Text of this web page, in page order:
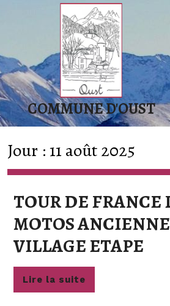
COMMUNE D'OUST
Jour :11 août 2025
TOUR DE FRANCE
MOTOS
VILLAGE ETAPE
Lire la suite
la